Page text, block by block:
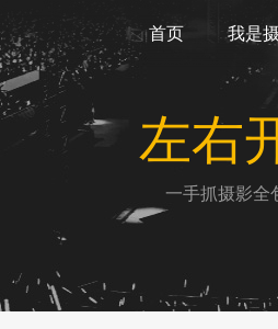
首页 我是
左右
一手抓摄影全